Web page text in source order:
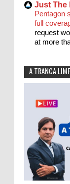
Just The
Pentagon
full
request
at more
A TRANCA